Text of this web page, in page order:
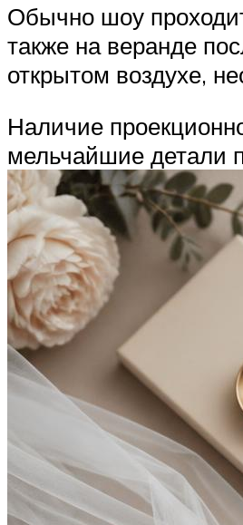
Обычно шоу
также на веранде
открытом воздухе,
Наличие
мельчайшие детали